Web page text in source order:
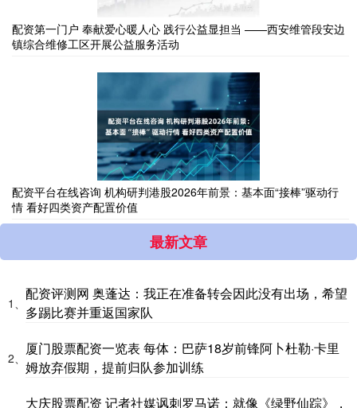
配资第一门户 奉献爱心暖人心 践行公益显担当 ——西安维管段安边
镇综合维修工区开展公益服务活动
配资平台在线咨询 机构研判港股2026年前景：基本面“接棒”驱动行
情 看好四类资产配置价值
最新文章
1、
配资评测网 奥蓬达：我正在准备转会因此没有出场，希望
多踢比赛并重返国家队
2、
厦门股票配资一览表 每体：巴萨18岁前锋阿卜杜勒·卡里
姆放弃假期，提前归队参加训练
大庆股票配资 记者社媒讽刺罗马诺：就像《绿野仙踪》，